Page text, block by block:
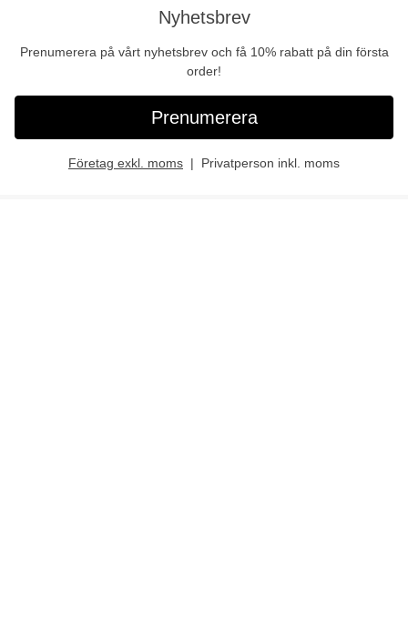
Nyhetsbrev
Prenumerera på vårt nyhetsbrev och få 10% rabatt på din första
order!
Prenumerera
Företag exkl. moms Privatperson inkl. moms